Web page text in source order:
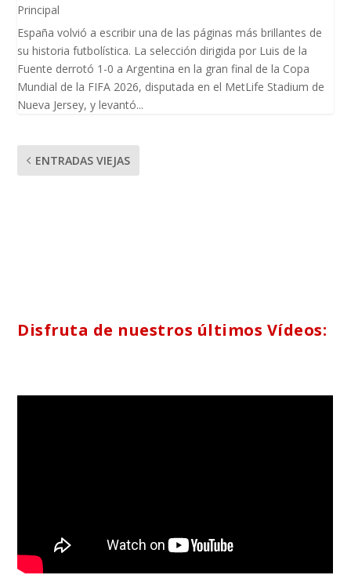
Principal
España volvió a escribir una de las páginas más brillantes de
su historia futbolística. La selección dirigida por Luis de la
Fuente derrotó 1-0 a Argentina en la gran final de la Copa
Mundial de la FIFA 2026, disputada en el MetLife Stadium de
Nueva Jersey, y levantó...
ENTRADAS VIEJAS
Disfruta de nuestros últimos Vídeos: